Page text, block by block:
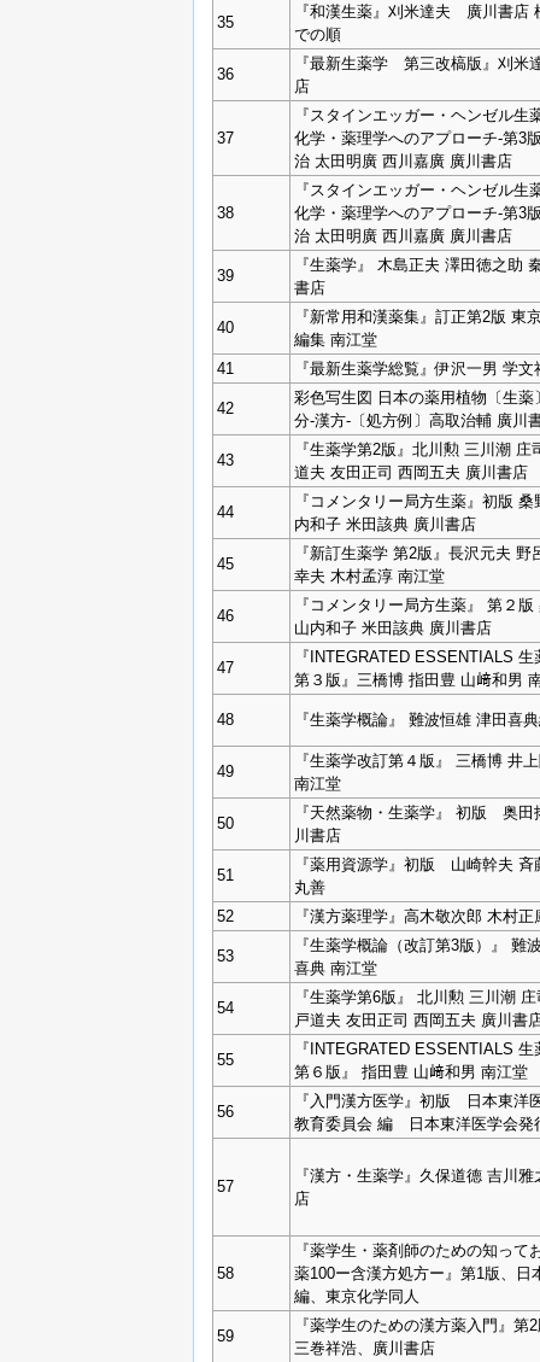
35
『和漢生薬』刈米達夫 廣川書店
での順
36
『最新生薬学 第三改槁版』刈米
店
37
『スタインエッガー・ヘンゼル生
化学・薬理学へのアプローチ‐第3
治 太田明廣 西川嘉廣 廣川書店
38
『スタインエッガー・ヘンゼル生
化学・薬理学へのアプローチ‐第3
治 太田明廣 西川嘉廣 廣川書店
39
『生薬学』 木島正夫 澤田徳之助
書店
40
『新常用和漢薬集』訂正第2版 東
編集 南江堂
41
『最新生薬学総覧』伊沢一男 学文
42
彩色写生図 日本の薬用植物〔生薬
分-漢方-〔処方例〕高取治輔 廣川
43
『生薬学第2版』北川勲 三川潮 庄
道夫 友田正司 西岡五夫 廣川書店
44
『コメンタリー局方生薬』初版 桑
内和子 米田該典 廣川書店
45
『新訂生薬学 第2版』長沢元夫 野
幸夫 木村孟淳 南江堂
46
『コメンタリー局方生薬』 第２版
山内和子 米田該典 廣川書店
47
『INTEGRATED ESSENTIALS 生
第３版』三橋博 指田豊 山﨑和男
48 『生薬学概論』 難波恒雄 津田喜
49
『生薬学改訂第４版』 三橋博 井
南江堂
50
『天然薬物・生薬学』 初版 奥田
川書店
51
『薬用資源学』初版 山崎幹夫
丸善
52
『漢方薬理学』高木敬次郎 木村正
53
『生薬学概論（改訂第3版）』 難
喜典 南江堂
54
『生薬学第6版』 北川勲 三川潮
戸道夫 友田正司 西岡五夫 廣川書
55
『INTEGRATED ESSENTIALS 生
第６版』 指田豊 山﨑和男 南江堂
56
『入門漢方医学』初版 日本東洋
教育委員会 編 日本東洋医学会発
57
『漢方・生薬学』久保道德 吉川雅
店
58
『薬学生・薬剤師のための知って
薬100ー含漢方処方ー』第1版、日
編、東京化学同人
59
『薬学生のための漢方薬入門』第
三巻祥浩、廣川書店